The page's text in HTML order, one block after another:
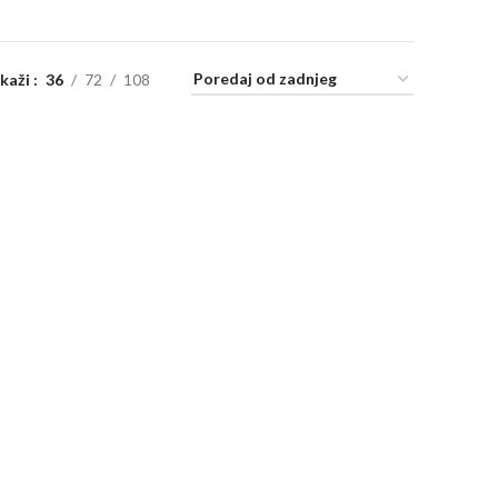
36 72 108